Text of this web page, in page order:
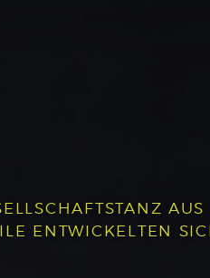
ENTWICKELTEN